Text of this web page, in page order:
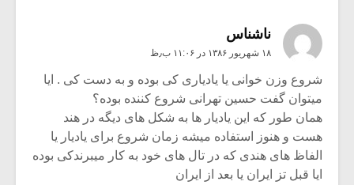
ناشناس
۱۸ شهریور ۱۳۸۶ در ۱۱:۰۶ ب٫ظ
شروع وزن خوانی یا یادیاری کی بوده و به دست کی . ایا
میتوان گفت حسین تهرانی شروع کننده بوده؟
همان طور که این یادیار ها به شکل های دیگه در هند
هست و هنوز استفاده میشه زمان شروع برای یادیار یا
الفاظ های هندی که در تال های خود به کار میبرندکی بوده
ایا قبل تز ایران یا بعد از ایران